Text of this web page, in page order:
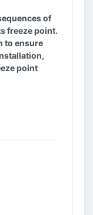
of
freeze point.
to ensure
point